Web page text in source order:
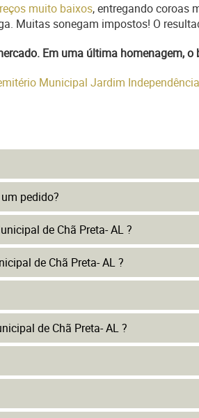
muito baixos, entregando coroas
Muitas sonegam impostos! O
Em uma última homenagem, o
Municipal Jardim
pedido?
de Chã Preta- AL ?
de Chã Preta- AL ?
de Chã Preta- AL ?